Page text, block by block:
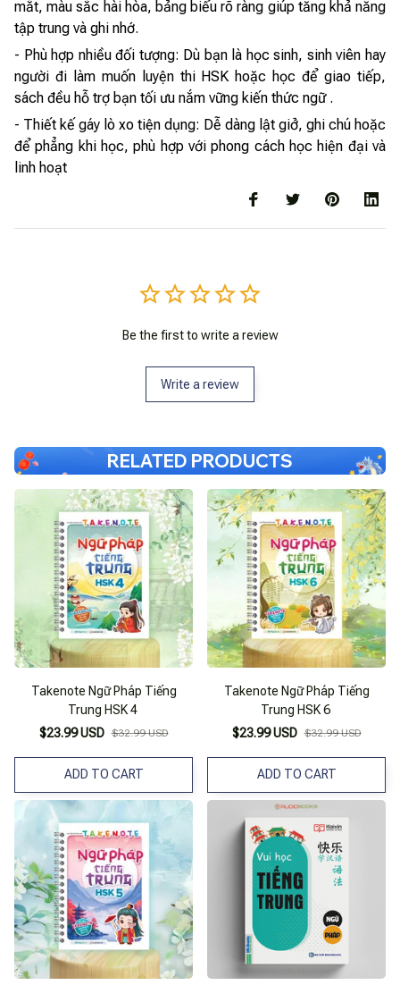
mắt, màu sắc hài hòa, bảng biểu rõ ràng giúp tăng khả năng
tập trung và ghi nhớ.
- Phù hợp nhiều đối tượng: Dù bạn là học sinh, sinh viên hay
người đi làm muốn luyện thi HSK hoặc học để giao tiếp,
sách đều hỗ trợ bạn tối ưu nắm vững kiến thức ngữ .
- Thiết kế gáy lò xo tiện dụng: Dễ dàng lật giở, ghi chú hoặc
để phẳng khi học, phù hợp với phong cách học hiện đại và
linh hoạt
Be the first to write a review
Write a review
RELATED PRODUCTS
Takenote Ngữ Pháp Tiếng
Trung HSK 4
$23.99 USD $32.99 USD
ADD TO CART
Takenote Ngữ Pháp Tiếng
Trung HSK 6
$23.99 USD $32.99 USD
ADD TO CART